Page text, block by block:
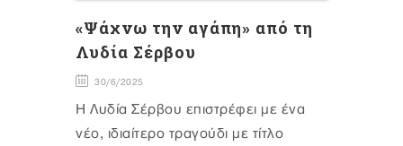
«Ψάχνω την αγάπη» από τη
Λυδία Σέρβου
30/6/2025
Η Λυδία Σέρβου επιστρέφει με ένα
νέο, ιδιαίτερο τραγούδι με τίτλο